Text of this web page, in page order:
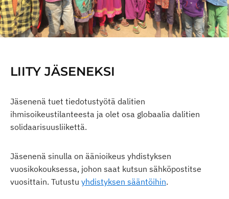
LIITY JÄSENEKSI
Jäsenenä tuet tiedotustyötä dalitien
ihmisoikeustilanteesta ja olet osa globaalia dalitien
solidaarisuusliikettä.
Jäsenenä sinulla on äänioikeus yhdistyksen
vuosikokouksessa, johon saat kutsun sähköpostitse
vuosittain. Tutustu yhdistyksen sääntöihin.